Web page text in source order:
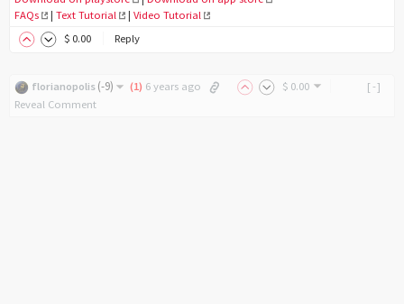
FAQs
|Text Tutorial |Video Tutorial
$ 0.00 Reply
[-]
florianopolis (-9) (1) 6 years ago $ 0.00
Reveal Comment